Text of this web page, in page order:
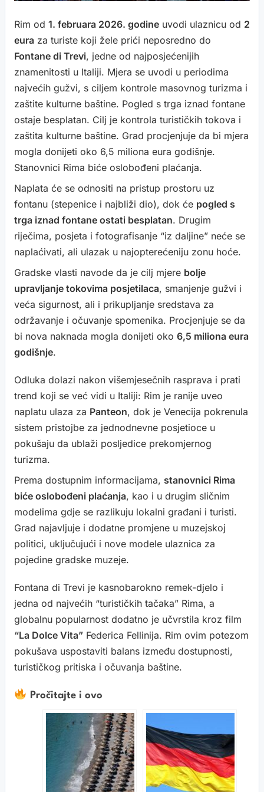
Rim od 1. februara 2026. godine uvodi ulaznicu od 2
eura za turiste koji žele prići neposredno do
Fontane di Trevi, jedne od najposjećenijih
znamenitosti u Italiji. Mjera se uvodi u periodima
najvećih gužvi, s ciljem kontrole masovnog turizma i
zaštite kulturne baštine. Pogled s trga iznad fontane
ostaje besplatan. Cilj je kontrola turističkih tokova i
zaštita kulturne baštine. Grad procjenjuje da bi mjera
mogla donijeti oko 6,5 miliona eura godišnje.
Stanovnici Rima biće oslobođeni plaćanja.
Naplata će se odnositi na pristup prostoru uz
fontanu (stepenice i najbliži dio), dok će pogled s
trga iznad fontane ostati besplatan. Drugim
riječima, posjeta i fotografisanje “iz daljine” neće se
naplaćivati, ali ulazak u najopterećeniju zonu hoće.
Gradske vlasti navode da je cilj mjere bolje
upravljanje tokovima posjetilaca, smanjenje gužvi i
veća sigurnost, ali i prikupljanje sredstava za
održavanje i očuvanje spomenika. Procjenjuje se da
bi nova naknada mogla donijeti oko 6,5 miliona eura
godišnje.
Odluka dolazi nakon višemjesečnih rasprava i prati
trend koji se već vidi u Italiji: Rim je ranije uveo
naplatu ulaza za Panteon, dok je Venecija pokrenula
sistem pristojbe za jednodnevne posjetioce u
pokušaju da ublaži posljedice prekomjernog
turizma.
Prema dostupnim informacijama, stanovnici Rima
biće oslobođeni plaćanja, kao i u drugim sličnim
modelima gdje se razlikuju lokalni građani i turisti.
Grad najavljuje i dodatne promjene u muzejskoj
politici, uključujući i nove modele ulaznica za
pojedine gradske muzeje.
Fontana di Trevi je kasnobarokno remek-djelo i
jedna od najvećih “turističkih tačaka” Rima, a
globalnu popularnost dodatno je učvrstila kroz film
“La Dolce Vita” Federica Fellinija. Rim ovim potezom
pokušava uspostaviti balans između dostupnosti,
turističkog pritiska i očuvanja baštine.
Pročitajte i ovo